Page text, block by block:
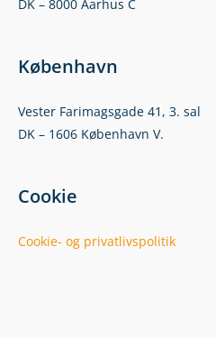
DK – 8000 Aarhus C
København
Vester Farimagsgade 41, 3. sal
DK – 1606 København V.
Cookie
Cookie- og privatlivspolitik